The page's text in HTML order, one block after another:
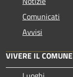
Comunicati
Avvisi
VIVERE IL COMUNE